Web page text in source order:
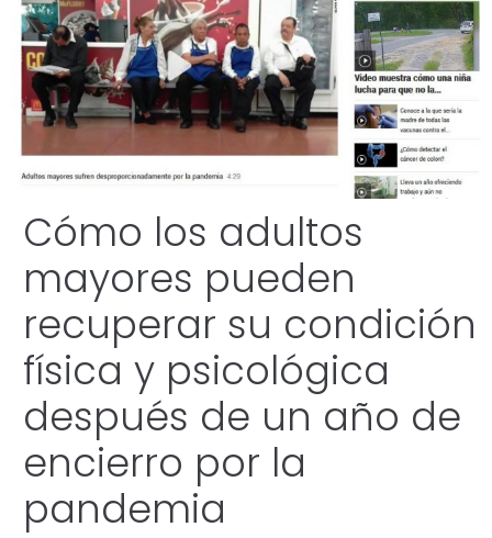
Cómo los adultos
mayores pueden
recuperar su condición
física y psicológica
después de un año de
encierro por la
pandemia